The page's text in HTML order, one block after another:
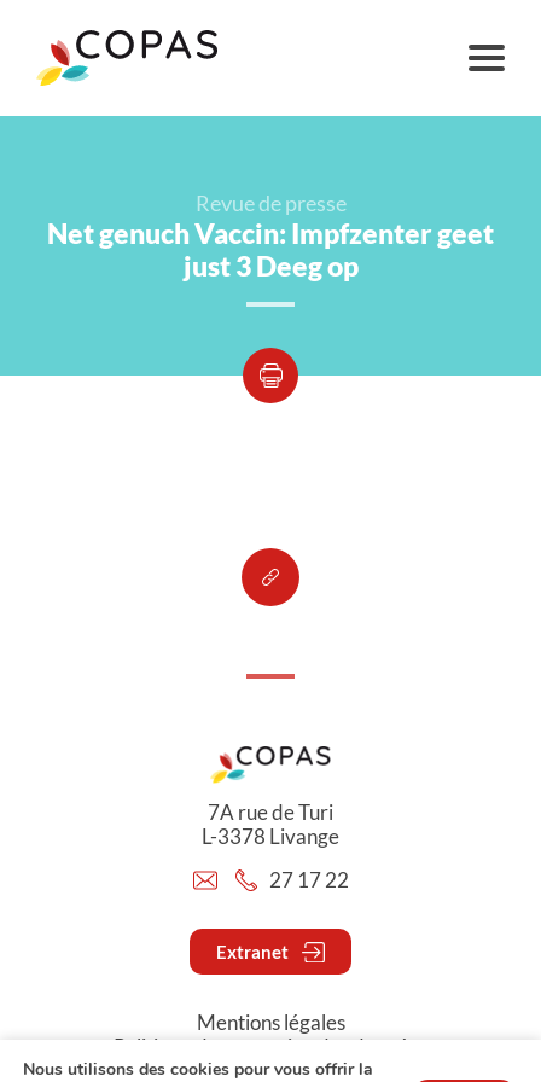
Revue de presse
Net genuch Vaccin: Impfzenter geet
just 3 Deeg op
7A rue de Turi
L-3378 Livange
27 17 22
Extranet
Mentions légales
Politique de protection des données
Nous utilisons des cookies pour vous offrir la